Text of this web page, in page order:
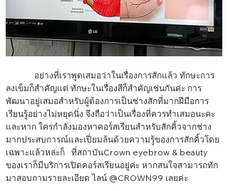
ลงเข็มก็สำคัญแต่ ทักษะในเรื่องสีก็สำคัญเช่นกันค่ะ การ
พัฒนาอยู่เสมอสำหรับผู้ต้องการเป็นช่างสักที่มากฝีมือการ
เรียนรู้อย่างไม่หยุดนิ่ง จึงถือว่าเป็นเรื่องที่ควรทำเสมอนะคะ
และหาก ใครกำลังมองหาคอร์สเรียนสำหรับสักคิ้วจากช่าง
มากประสบการณ์และเปี่ยมล้นด้วยความรู้ของการสักคิ้วโดย
เฉพาะแล้วหล่ะก็   ที่สถาบันCrown eyebrow & beauty
ของเราก็มีบริการเปิดคอร์สเรียนอยู่ค่ะ หากสนใจสามารถทัก
มาสอบถามรายละเอียด ไลน์ @CROWN99 เลยค่ะ